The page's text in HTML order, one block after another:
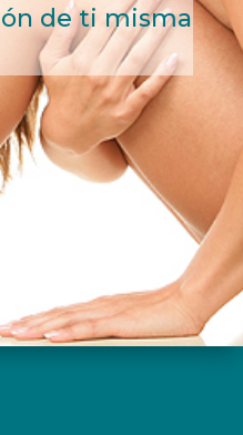
de ti misma